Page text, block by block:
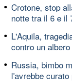
Crotone, stop
notte tra il 6 e il
L'Aquila,
contro un albero
Russia, bimbo
l'avrebbe